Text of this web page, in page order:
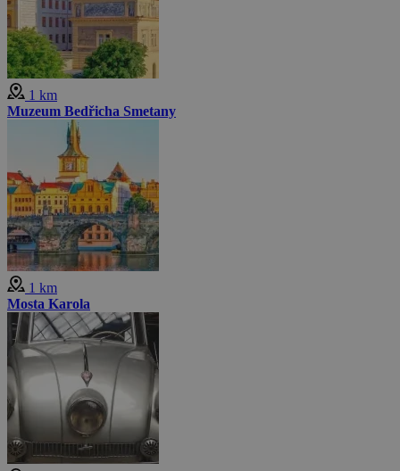
1 km
Muzeum Bedřicha Smetany
1 km
Mosta Karola